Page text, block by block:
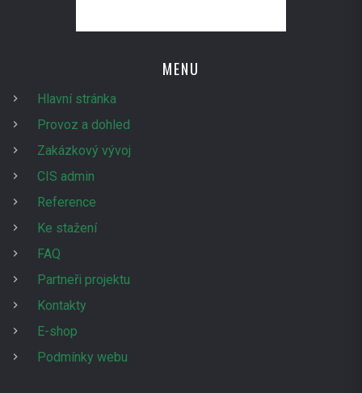
MENU
Hlavní stránka
Provoz a dohled
Zakázkový vývoj
CIS admin
Reference
Ke stažení
FAQ
Partneři projektu
Kontakty
E-shop
Podmínky webu